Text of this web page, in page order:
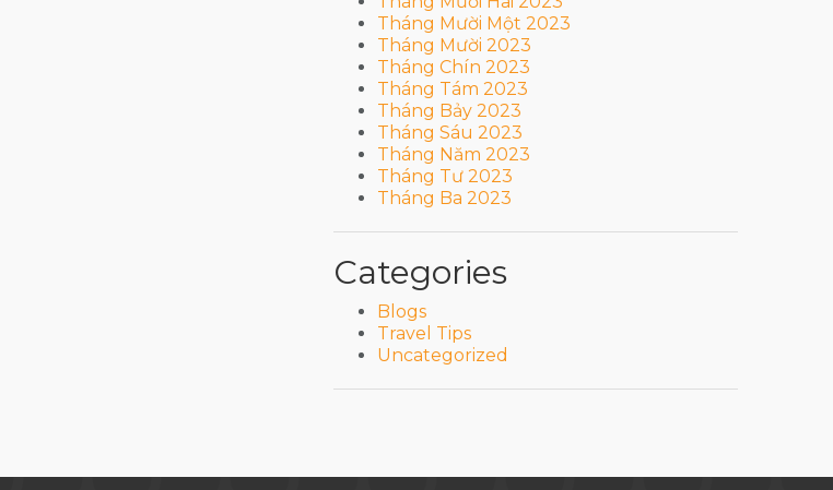
Tháng Mười Một 2023
Tháng Mười 2023
Tháng Chín 2023
Tháng Tám 2023
Tháng Bảy 2023
Tháng Sáu 2023
Tháng Năm 2023
Tháng Tư 2023
Tháng Ba 2023
Categories
Blogs
Travel Tips
Uncategorized